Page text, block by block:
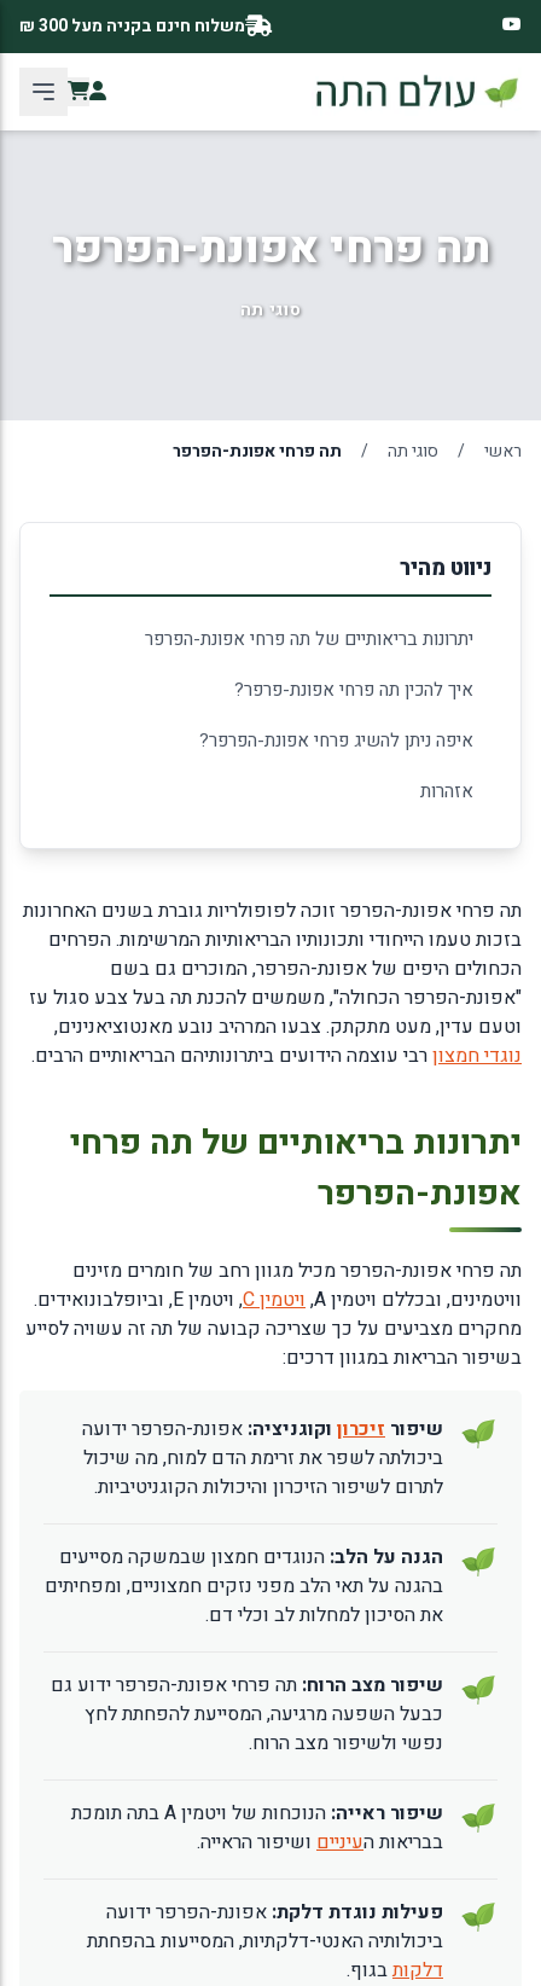
משלוח חינם בקניה מעל 300 ₪
תה פרחי אפונת-הפרפר
סוגי תה
ראשי / סוגי תה / תה פרחי אפונת-הפרפר
ניווט מהיר
יתרונות בריאותיים של תה פרחי אפונת-הפרפר
איך להכין תה פרחי אפונת-פרפר?
איפה ניתן להשיג פרחי אפונת-הפרפר?
אזהרות
תה פרחי אפונת-הפרפר זוכה לפופולריות גוברת בשנים האחרונות
בזכות טעמו הייחודי ותכונותיו הבריאותיות המרשימות. הפרחים
הכחולים היפים של אפונת-הפרפר, המוכרים גם בשם
"אפונת-הפרפר הכחולה", משמשים להכנת תה בעל צבע סגול עז
וטעם עדין, מעט מתקתק. צבעו המרהיב נובע מאנטוציאנינים,
נוגדי חמצוןרבי עוצמה הידועים ביתרונותיהם הבריאותיים הרבים.
יתרונות בריאותיים של תה פרחי
אפונת-הפרפר
תה פרחי אפונת-הפרפר מכיל מגוון רחב של חומרים מזינים
וויטמינים, ובכללם ויטמין A,
ויטמין C
, ויטמין E, וביופלבונואידים.
מחקרים מצביעים על כך שצריכה קבועה של תה זה עשויה לסייע
בשיפור הבריאות במגוון דרכים:
שיפור זיכרון וקוגניציה: אפונת-הפרפר ידועה
ביכולתה לשפר את זרימת הדם למוח, מה שיכול
לתרום לשיפור הזיכרון והיכולות הקוגניטיביות.
הגנה על הלב: הנוגדים חמצון שבמשקה מסייעים
בהגנה על תאי הלב מפני נזקים חמצוניים, ומפחיתים
את הסיכון למחלות לב וכלי דם.
שיפור מצב הרוח: תה פרחי אפונת-הפרפר ידוע גם
כבעל השפעה מרגיעה, המסייעת להפחתת לחץ
נפשי ולשיפור מצב הרוח.
שיפור ראייה:
הנוכחות של ויטמין A בתה תומכת
בבריאות העיניים ושיפור הראייה.
פעילות נוגדת דלקת: אפונת-הפרפר ידועה
ביכולותיה האנטי-דלקתיות, המסייעות בהפחתת
דלקותבגוף.